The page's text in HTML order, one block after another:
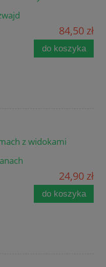
84,50 zł
do koszyka
z widokami
24,90 zł
do koszyka